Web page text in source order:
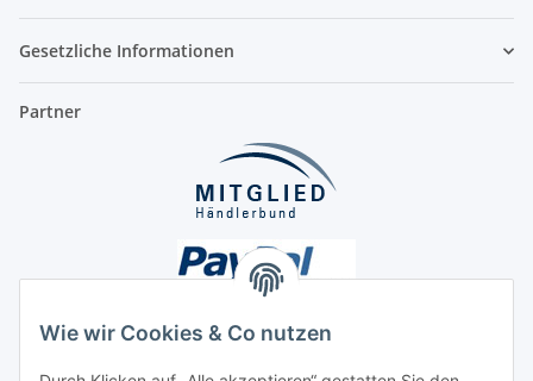
Wie wir Cookies & Co nutzen
Gesetzliche Informationen
Partner